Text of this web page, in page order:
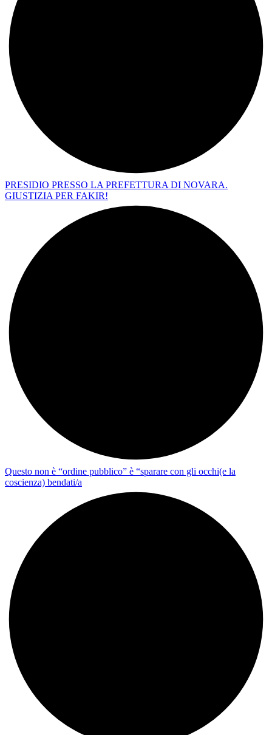
PRESIDIO PRESSO LA PREFETTURA DI NOVARA.
GIUSTIZIA PER FAKIR!
Questo non è “ordine pubblico” è “sparare con gli occhi(e la
coscienza) bendati/a